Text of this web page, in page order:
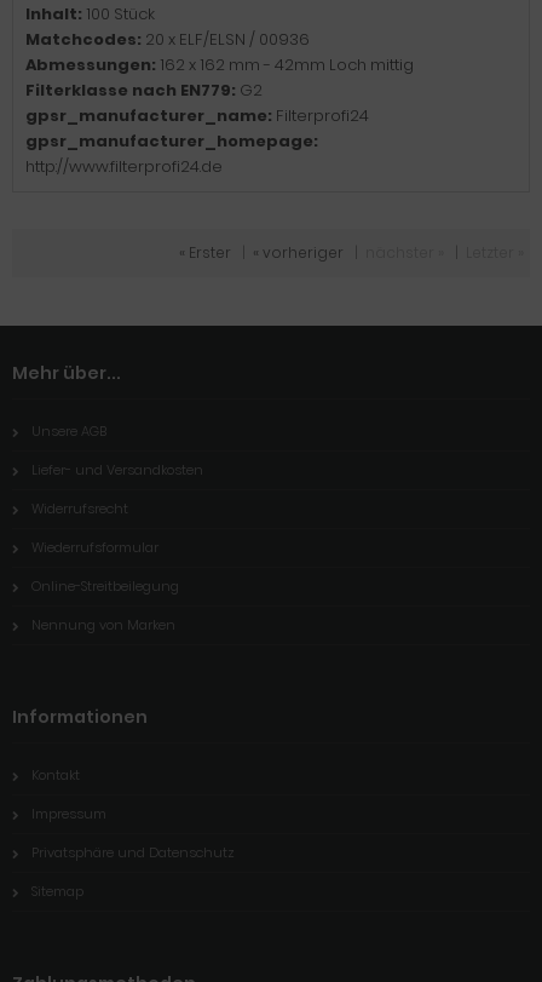
Inhalt: 100 Stück
Matchcodes: 20 x ELF/ELSN / 00936
Abmessungen: 162 x 162 mm - 42mm Loch mittig
Filterklasse nach EN779: G2
gpsr_manufacturer_name: Filterprofi24
gpsr_manufacturer_homepage:
http://www.filterprofi24.de
« Erster « vorheriger
Mehr über...
Unsere AGB
Liefer- und Versandkosten
Widerrufsrecht
Wiederrufsformular
Online-Streitbeilegung
Nennung von Marken
Informationen
Kontakt
Impressum
Privatsphäre und Datenschutz
Sitemap